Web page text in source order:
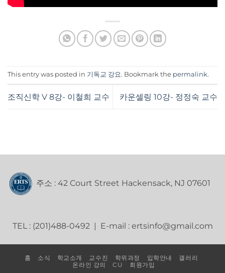
This entry was posted in 기독교 강요 . Bookmark the permalink.
조직신학 V 8강- 이철희 교수 카운셀링 10강- 정정숙 교수
주소 : 42 Court Street Hackensack, NJ 07601
TEL : (201)488-0492 | E-mail : ertsinfo@gmail.com
홈 소식 학교소개 교수진 학위과정 입학안내
갤러리
온라인 강의
CU 회원가입